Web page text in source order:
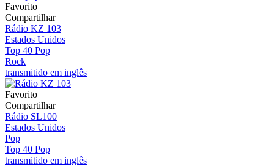
Favorito
Compartilhar
Rádio KZ 103
Estados Unidos
Top 40 Pop
Rock
transmitido em inglês
Favorito
Compartilhar
Rádio SL100
Estados Unidos
Pop
Top 40 Pop
transmitido em inglês